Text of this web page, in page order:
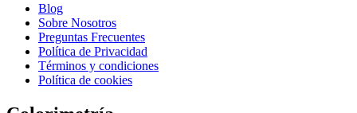
Blog
Sobre Nosotros
Preguntas Frecuentes
Política de Privacidad
Términos y condiciones
Política de cookies